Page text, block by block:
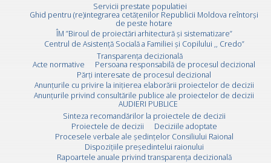
Servicii prestate populatiei
Ghid pentru (re)integrarea cetățenilor Republicii Moldova reîntorși
de peste hotare
ÎM ”Biroul de proiectări arhitectură și sistematizare”
Centrul de Asistență Socială a Familiei și Copilului ,, Credo”
Transparența decizională
Acte normative
Persoana responsabilă de procesul decizional
Părți interesate de procesul decizional
Anunțurile cu privire la inițierea elaborării proiectelor de decizii
Anunțurile privind consultările publice ale proiectelor de decizii
AUDIERI PUBLICE
Sinteza recomandărilor la proiectele de decizii
Proiectele de decizii
Deciziile adoptate
Procesele verbale ale ședințelor Consiliului Raional
Dispozițiile președintelui raionului
Rapoartele anuale privind transparența decizională